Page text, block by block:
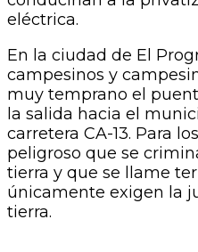
eléctrica.
En la ciudad de El
campesinos y
muy temprano el
la salida hacia el
carretera CA-13. Para
peligroso que se
tierra y que se llame
únicamente exigen la
tierra.